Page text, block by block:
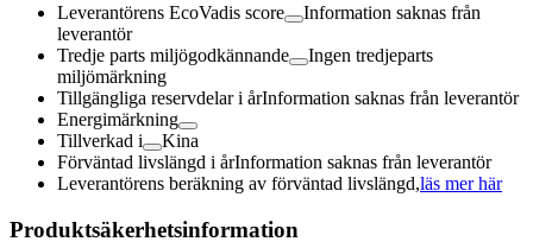
Leverantörens EcoVadis score
Information saknas från
leverantör
Tredje parts miljögodkännande
Ingen tredjeparts
miljömärkning
Tillgängliga reservdelar i årInformation saknas från leverantör
Energimärkning
Tillverkad i
Kina
Förväntad livslängd i årInformation saknas från leverantör
Leverantörens beräkning av förväntad livslängd,läs mer här
Produktsäkerhetsinformation